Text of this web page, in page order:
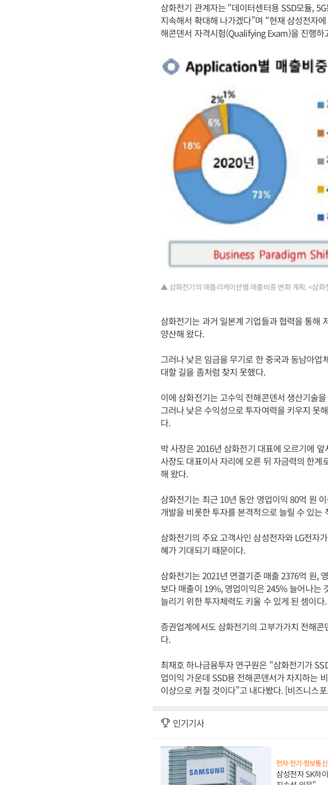
삼화전기 관계자는 “데이터센터용 SSD모듈,
지속해서 확대해 나가겠다”며 “현재 삼성전자
해콘덴서 자격시험(Qualifying Exam)을 진행하
▲ 삼화전기의 애플리케이션별 매출비중 변화 계획. <삼화
삼화전기는 과거 일본계 기업들과 협력을 통해
양산해 왔다.
그러나 낮은 임금을 무기로 한 중국과 동남아
대할 길을 좀처럼 찾지 못했다.
이에 삼화전기는 고수익 전해콘덴서 생산기술
그러나 낮은 수익성으로 투자여력을 키우지 못
다.
박 사장은 2016년 삼화전기 대표에 오르기에
사장도 대표이사 자리에 오른 뒤 자금력의 한
해 왔다.
삼화전기는 최근 10년 동안 영업이익 80억 원
개발을 비롯한 투자를 본격적으로 늘릴 수 있는
삼화전기의 주요 고객사인 삼성전자와 LG전자
혜가 기대되기 때문이다.
삼화전기는 2021년 연결기준 매출 2376억 원,
보다 매출이 19%, 영업이익은 245% 늘어나는
늘리기 위한 투자체력도 키울 수 있게 된 셈이다.
증권업계에서도 삼화전기의 고부가가치 전해
다.
최재호 하나금융투자 연구원은 “삼화전기가
업이익 가운데 SSD용 전해콘덴서가 차지하는
이상으로 커질 것이다”고 내다봤다. [비즈니스
인기기사
전자·전기·정보통신
삼성전자 SK하